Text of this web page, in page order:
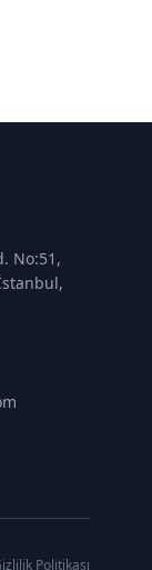
No:51,
Politikası